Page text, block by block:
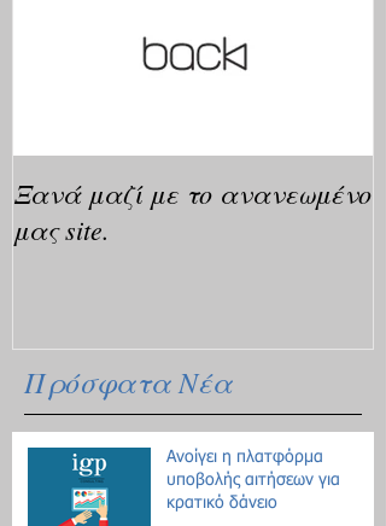
Πρόσφατα Νέα
Ξανά μαζί με το ανανεωμένο
μας site.
Ανοίγει η πλατφόρμα
υποβολής αιτήσεων για
κρατικό δάνειο